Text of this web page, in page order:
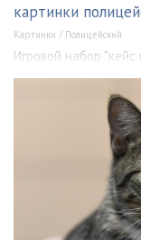
картинки
Картинки / Полицейский
Игровой набор